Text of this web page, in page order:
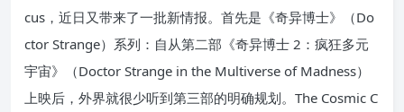
cus，近日又带来了一批新情报。首先是《奇异博士》（Do
ctor Strange）系列：自从第二部《奇异博士 2：疯狂多元
宇宙》（Doctor Strange in the Multiverse of Madness）
上映后，外界就很少听到第三部的明确规划。The Cosmic C